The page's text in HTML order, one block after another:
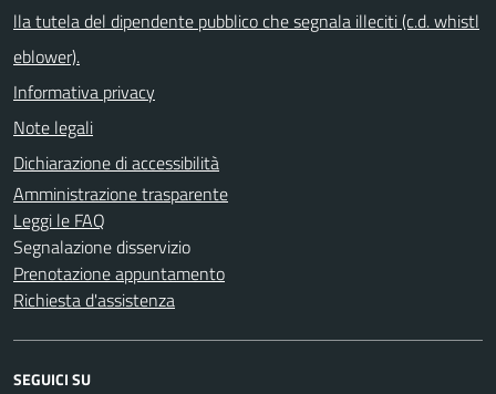
lla tutela del dipendente pubblico che segnala illeciti (c.d. whistl
eblower).
Informativa privacy
Note legali
Dichiarazione di accessibilità
Amministrazione trasparente
Leggi le FAQ
Segnalazione disservizio
Prenotazione appuntamento
Richiesta d'assistenza
SEGUICI SU